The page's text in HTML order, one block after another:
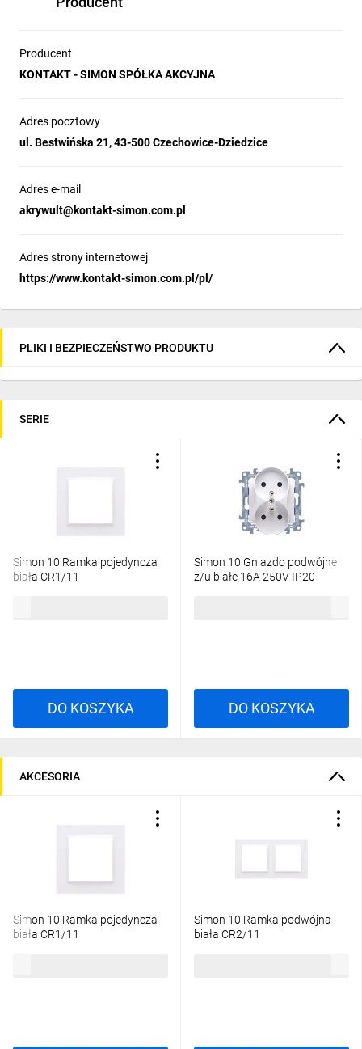
Producent
KONTAKT - SIMON SPÓŁKA AKCYJNA
Adres pocztowy
ul. Bestwińska 21, 43-500 Czechowice-Dziedzice
Adres e-mail
akrywult@kontakt-simon.com.pl
Adres strony internetowej
https://www.kontakt-simon.com.pl/pl/
PLIKI I BEZPIECZEŃSTWO PRODUKTU
SERIE
Simon 10 Ramka pojedyncza
biała CR1/11
DO KOSZYKA
Simon 10 Gniazdo podwójne
z/u białe 16A 250V IP20
DO KOSZYKA
AKCESORIA
Simon 10 Ramka pojedyncza
biała CR1/11
Simon 10 Ramka podwójna
biała CR2/11